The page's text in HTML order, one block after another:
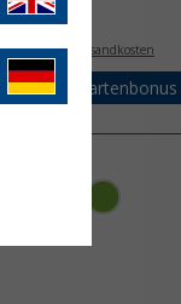
zzgl. Versandkosten
Vorteilskartenbonus